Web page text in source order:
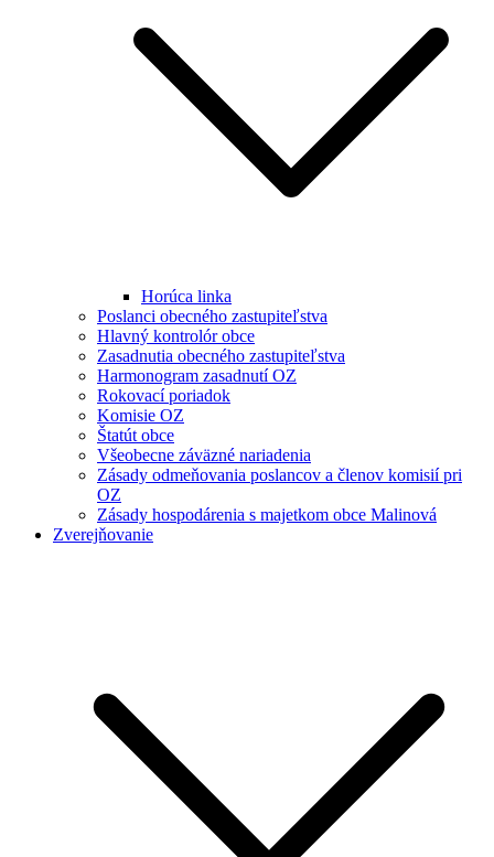
Horúca linka
Poslanci obecného zastupiteľstva
Hlavný kontrolór obce
Zasadnutia obecného zastupiteľstva
Harmonogram zasadnutí OZ
Rokovací poriadok
Komisie OZ
Štatút obce
Všeobecne záväzné nariadenia
Zásady odmeňovania poslancov a členov komisií pri
OZ
Zásady hospodárenia s majetkom obce Malinová
Zverejňovanie